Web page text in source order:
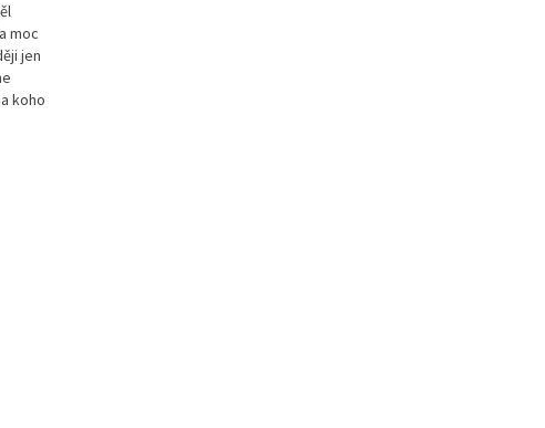
moc
jen
koho